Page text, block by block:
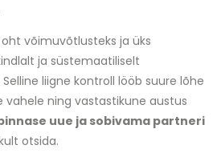
võimuvõtlusteks ja üks
ja süstemaatiliselt
liigne kontroll lööb suure lõhe
ning vastastikune austus
uue ja sobivama partneri
otsida.